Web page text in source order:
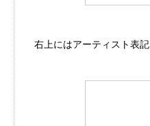
右上にはアーティスト表記